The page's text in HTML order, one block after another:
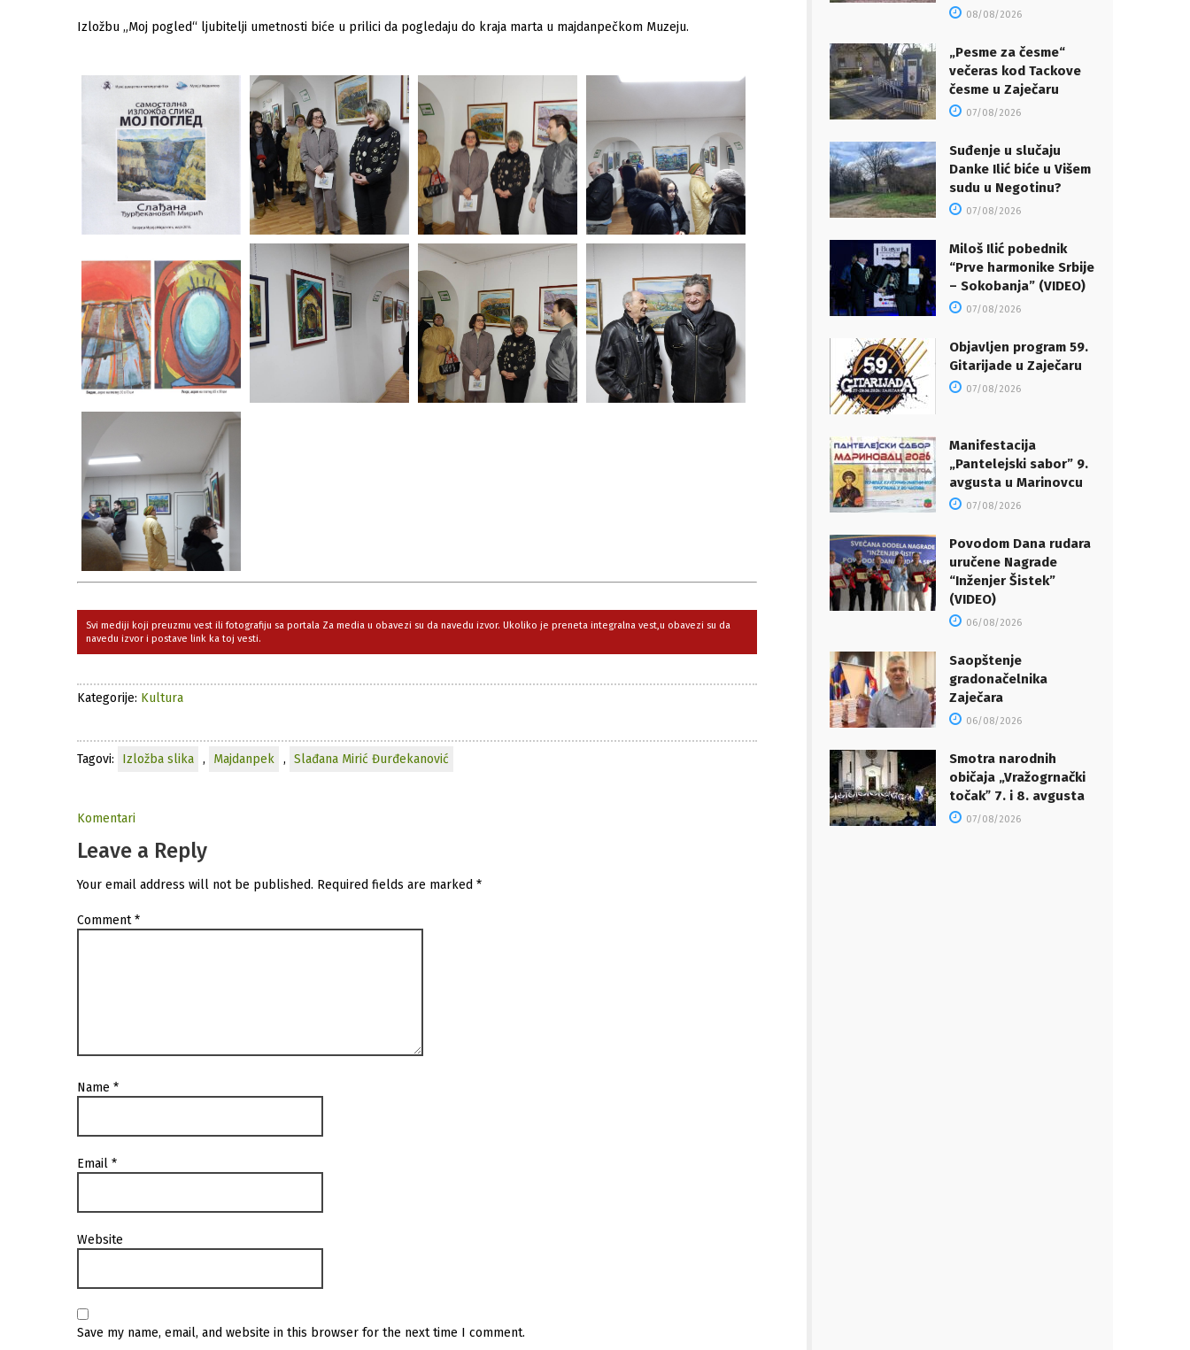
Izložbu „Moj pogled“ ljubitelji umetnosti biće u prilici da pogledaju do kraja marta u majdanpečkom Muzeju.
Svi mediji koji preuzmu vest ili fotografiju sa portala Za media u obavezi su da navedu izvor. Ukoliko je preneta integralna vest,u obavezi su da
navedu izvor i postave link ka toj vesti.
Kategorije: Kultura
Tagovi: Izložba slika , Majdanpek , Slađana Mirić Đurđekanović
Komentari
Leave a Reply
Your email address will not be published. Required fields are marked *
Comment*
Name *
Email *
Website
Save my name, email, and website in this browser for the next time I comment.
08/08/2026
„Pesme za česme“
večeras kod Tackove
česme u Zaječaru
07/08/2026
Suđenje u slučaju
Danke Ilić biće u Višem
sudu u Negotinu?
07/08/2026
Miloš Ilić pobednik
“Prve harmonike Srbije
– Sokobanja” (VIDEO)
07/08/2026
Objavljen program 59.
Gitarijade u Zaječaru
07/08/2026
Manifestacija
„Pantelejski sabor” 9.
avgusta u Marinovcu
07/08/2026
Povodom Dana rudara
uručene Nagrade
“Inženjer Šistek”
(VIDEO)
06/08/2026
Saopštenje
gradonačelnika
Zaječara
06/08/2026
Smotra narodnih
običaja „Vražogrnački
točakˮ 7. i 8. avgusta
07/08/2026